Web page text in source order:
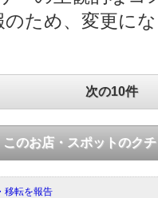
のため、変更に
次の10件
このお店・スポットのク
移転を報告